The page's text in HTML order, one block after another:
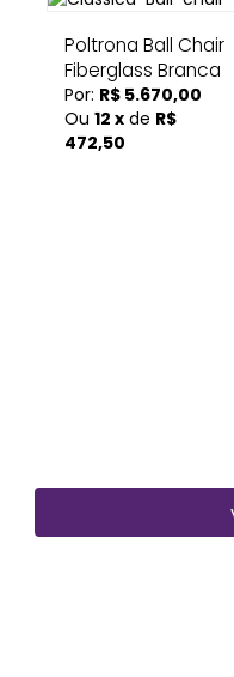
Poltrona Ball Chair
Fiberglass Branca
Por: R$ 5.670,00
Ou 12 x de R$
472,50